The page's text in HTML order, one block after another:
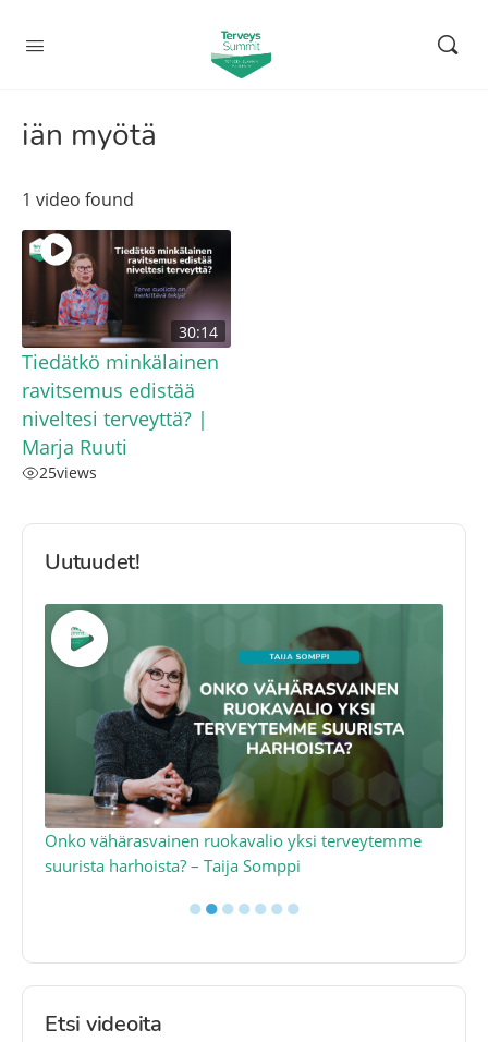
iän myötä
1 video found
30:14
Tiedätkö minkälainen
ravitsemus edistää
niveltesi terveyttä? |
Marja Ruuti
25views
Uutuudet!
Onko vähärasvainen ruokavalio yksi terveytemme
suurista harhoista? – Taija Somppi
●●●●●●●
Etsi videoita